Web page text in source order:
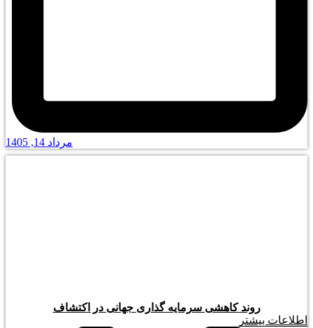
مرداد 14, 1405
روند کاهشی سرمایه گذاری جهانی در اکتشاف
اطلاعات بیشتر